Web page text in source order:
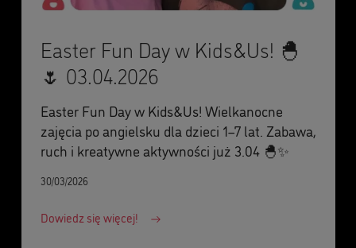
Easter Fun Day w Kids&Us! 🐣
🌷 03.04.2026
Easter Fun Day w Kids&Us! Wielkanocne
zajęcia po angielsku dla dzieci 1–7 lat. Zabawa,
ruch i kreatywne aktywności już 3.04 🐣✨
30/03/2026
Dowiedz się więcej!